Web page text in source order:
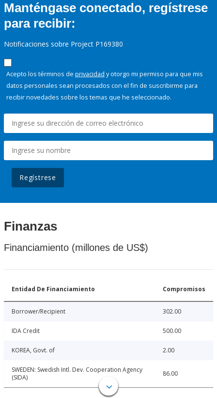
Manténgase conectado, regístrese
para recibir:
Notificaciones sobre Project P169380
Acepto los términos de privacidad y otorgo mi permiso para que mis
datos personales sean procesados con el fin de suscribirme para
recibir novedades sobre los temas que he seleccionado.
Regístrese
Finanzas
Financiamiento (millones de US$)
Entidad De Financiamiento Compromisos
Borrower/Recipient 302.00
IDA Credit 500.00
KOREA, Govt. of 2.00
SWEDEN: Swedish Intl. Dev. Cooperation Agency
(SIDA)
86.00